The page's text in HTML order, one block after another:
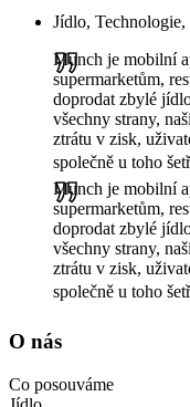
Jídlo, Technologie,
Munch je mobilní
supermarketům,
doprodat zbylé
všechny strany,
ztrátu v zisk,
společně u toho
Munch je mobilní
supermarketům,
doprodat zbylé
všechny strany,
ztrátu v zisk,
společně u toho
O nás
Co posouváme